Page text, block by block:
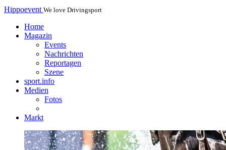
Hippoevent We love Drivingsport
Home
Magazin
Events
Nachrichten
Reportagen
Szene
sport.info
Medien
Fotos
Markt